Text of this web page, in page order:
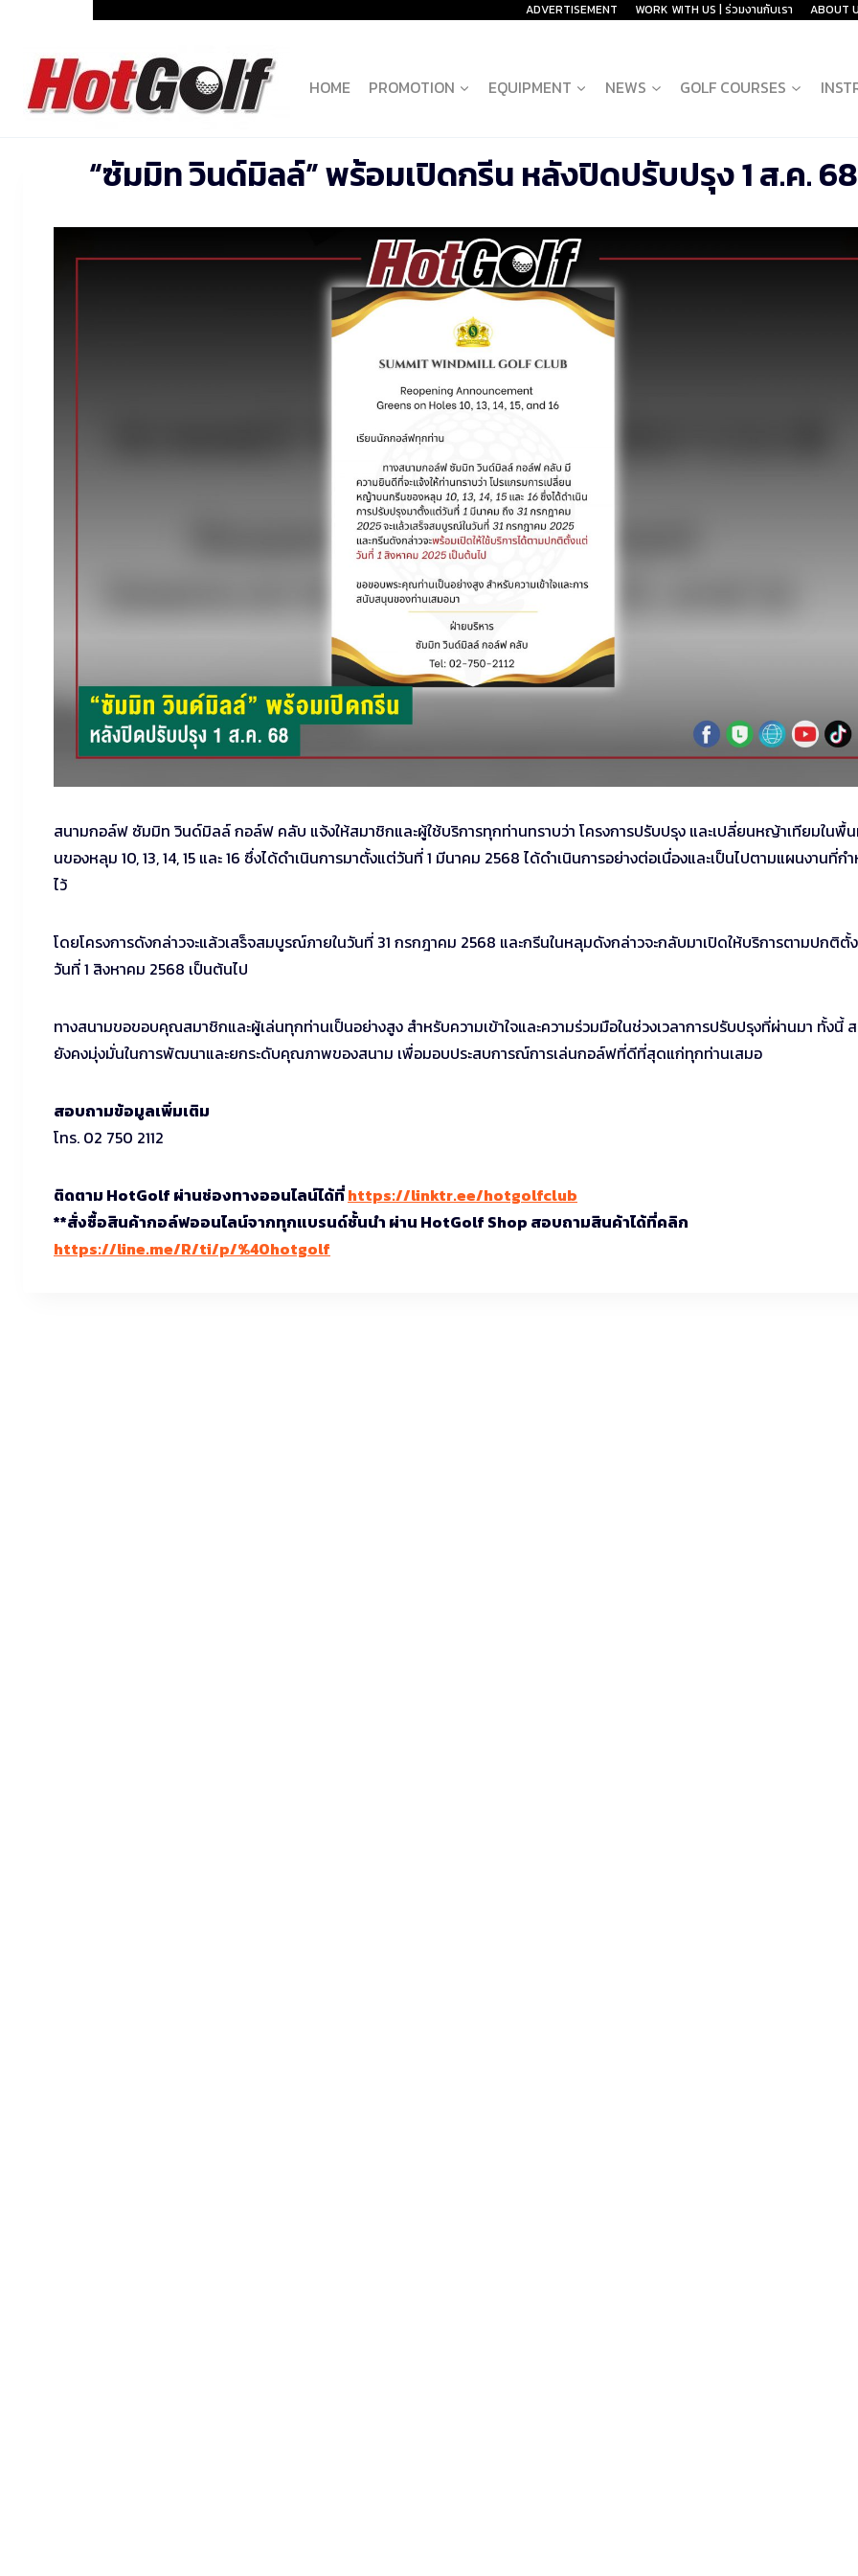
content
ADVERTISEMENT WORK WITH US | ร่วมงานกับเรา ABOUT
HOME PROMOTION EQUIPMENT NEWS GOLF COURSES
“ซัมมิท วินด์มิลล์” พร้อมเปิดกรีน หลังปิดปรับปรุง 1 ส.ค. 68
สนามกอล์ฟ ซัมมิท วินด์มิลล์ กอล์ฟ คลับ แจ้งให้สมาชิกและผู้ใช้บริการทุกท่านทราบว่า โครงการปรับปรุง และเปลี่ยนหญ้าเทียมในพื้
นของหลุม 10, 13, 14, 15 และ 16 ซึ่งได้ดำเนินการมาตั้งแต่วันที่ 1 มีนาคม 2568 ได้ดำเนินการอย่างต่อเนื่องและเป็นไปตามแผนงานที่ก
ไว้
โดยโครงการดังกล่าวจะแล้วเสร็จสมบูรณ์ภายในวันที่ 31 กรกฎาคม 2568 และกรีนในหลุมดังกล่าวจะกลับมาเปิดให้บริการตามปกติตั้
วันที่ 1 สิงหาคม 2568 เป็นต้นไป
ทางสนามขอขอบคุณสมาชิกและผู้เล่นทุกท่านเป็นอย่างสูง สำหรับความเข้าใจและความร่วมมือในช่วงเวลาการปรับปรุงที่ผ่านมา ทั้งนี้
ยังคงมุ่งมั่นในการพัฒนาและยกระดับคุณภาพของสนาม เพื่อมอบประสบการณ์การเล่นกอล์ฟที่ดีที่สุดแก่ทุกท่านเสมอ
สอบถามข้อมูลเพิ่มเติม
โทร. 02 750 2112
ติดตาม HotGolf ผ่านช่องทางออนไลน์ได้ที่https://linktr.ee/hotgolfclub
**สั่งซื้อสินค้ากอล์ฟออนไลน์จากทุกแบรนด์ชั้นนำ ผ่าน HotGolf Shop สอบถามสินค้าได้ที่คลิก
https://line.me/R/ti/p/%40hotgolf